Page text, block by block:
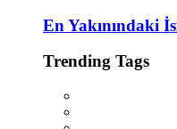
En Yakınındaki
Trending Tags